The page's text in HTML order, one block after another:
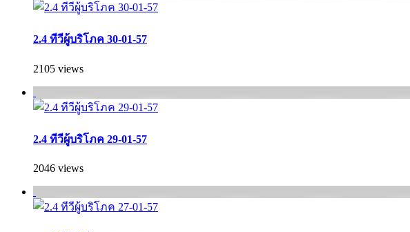
2.4 ทีวีผู้บริโภค 30-01-57
2105 views
2.4 ทีวีผู้บริโภค 29-01-57
2046 views